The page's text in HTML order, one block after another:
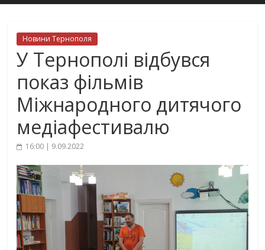
Новини Тернополя
У Тернополі відбувся
показ фільмів
Міжнародного дитячого
медіафестивалю
16:00 | 9.09.2022